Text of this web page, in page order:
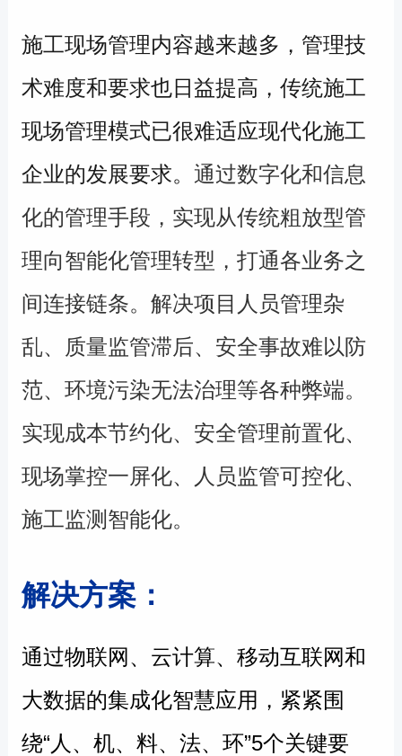
施工现场管理内容越来越多，管理技
术难度和要求也日益提高，传统施工
现场管理模式已很难适应现代化施工
企业的发展要求。 通过数字化和信息
化的管理手段，实现从传统粗放型管
理向智能化管理转型，打通各业务之
间连接链条。解决项目人员管理杂
乱、质量监管滞后、安全事故难以防
范、环境污染无法治理等各种弊端。
实现成本节约化、安全管理前置化、
现场掌控一屏化、人员监管可控化、
施工监测智能化。
解决方案：
通过物联网、云计算、移动互联网和
大数据的集成化智慧应用， 紧紧围
绕“人、机、料、法、环”5个关键要